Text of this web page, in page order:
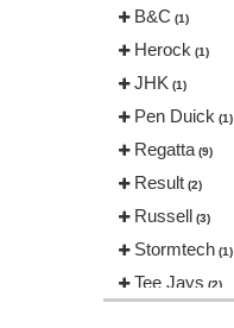
B&C (1)
Herock (1)
JHK (1)
Pen Duick (1)
Regatta (9)
Result (2)
Russell (3)
Stormtech (1)
Tee Jays (2)